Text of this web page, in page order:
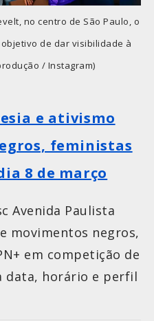
no centro de São Paulo, o
de dar visibilidade à
/ Instagram)
e ativismo
feministas
8 de março
Avenida Paulista
movimentos negros,
em competição de
data, horário e perfil